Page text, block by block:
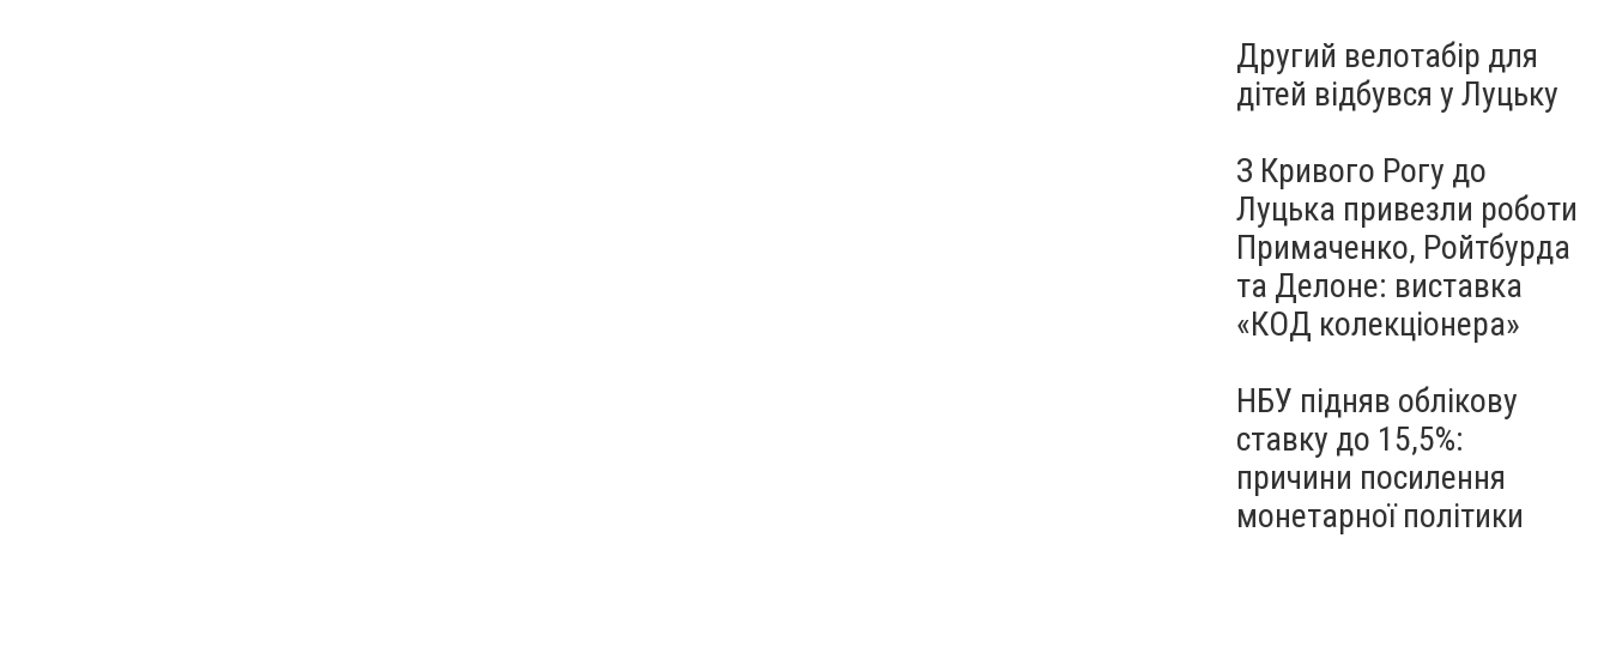
Другий велотабір для
дітей відбувся у Луцьку
З Кривого Рогу до
Луцька привезли роботи
Примаченко, Ройтбурда
та Делоне: виставка
«КОД колекціонера»
НБУ підняв облікову
ставку до 15,5%:
причини посилення
монетарної політики